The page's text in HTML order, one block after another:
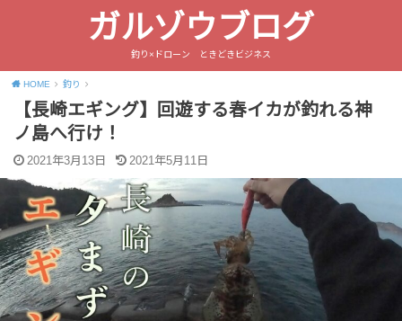
ガルゾウブログ
釣り×ドローン ときどきビジネス
HOME 釣り
【長崎エギング】回遊する春イカが釣れる神
ノ島へ行け！
2021年3月13日 2021年5月11日